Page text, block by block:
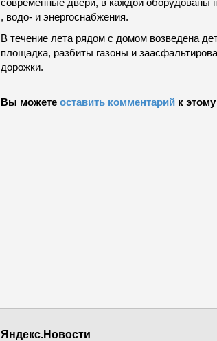
современные двери, в каждой оборудованы
, водо- и энергоснабжения.
В течение лета рядом с домом возведена
площадка, разбиты газоны и
дорожки.
Вы можете оставить комментарий к
Яндекс.Новости